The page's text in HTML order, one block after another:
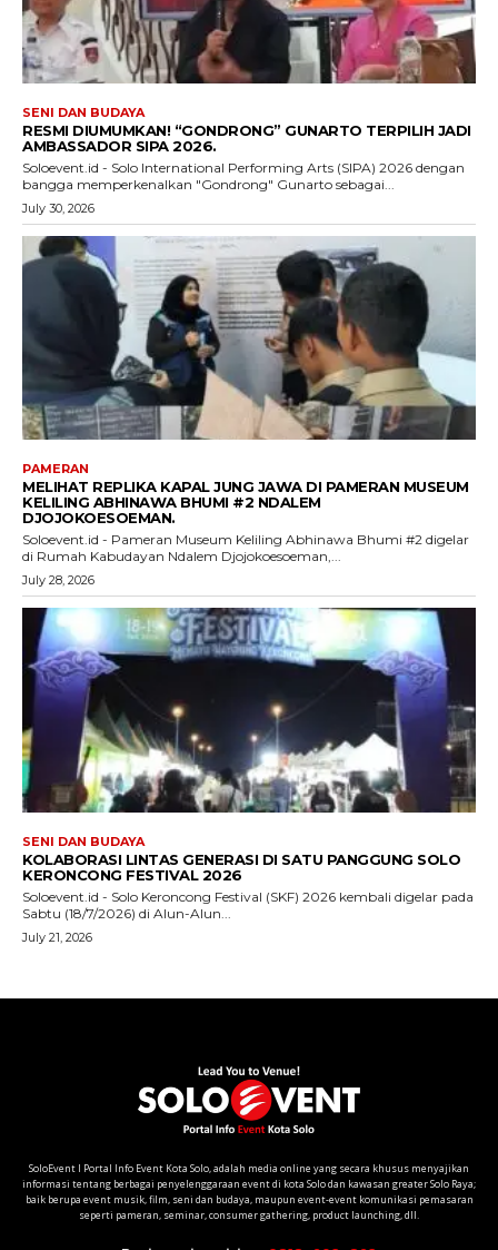
SoloEvent I Portal Info Event Kota Solo, adalah media online yang secara khusus menyajikan
informasi tentang berbagai penyelenggaraan event di kota Solo dan kawasan greater Solo Raya;
baik berupa event musik, film, seni dan budaya, maupun event-event komunikasi pemasaran
seperti pameran, seminar, consumer gathering, product launching, dll.